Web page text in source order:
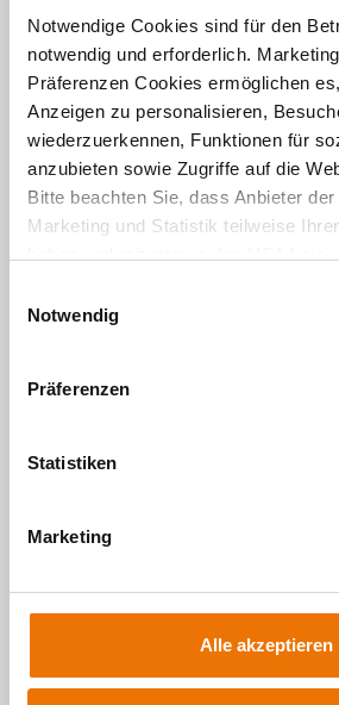
Notwendige Cookies sind für den
notwendig und erforderlich.
Präferenzen Cookies ermöglichen
Anzeigen zu personalisieren,
wiederzuerkennen, Funktionen für
anzubieten sowie Zugriffe auf die
Bitte beachten Sie, dass Anbieter
Marketing und Statistik teilweise
gewährleistet werden kann. Für
“. Das
Notwendig
Präferenzen
Statistiken
Marketing
Alle akzeptieren